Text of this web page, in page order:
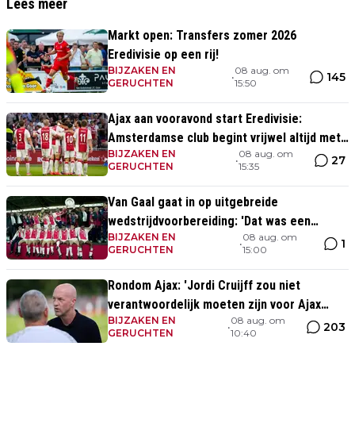
Lees meer
Markt open: Transfers zomer 2026
Eredivisie op een rij!
BIJZAKEN EN
GERUCHTEN
•
08 aug. om
15:50
145
Ajax aan vooravond start Eredivisie:
Amsterdamse club begint vrijwel altijd met
zege
BIJZAKEN EN
GERUCHTEN
•
08 aug. om
15:35
27
Van Gaal gaat in op uitgebreide
wedstrijdvoorbereiding: 'Dat was een
aparte discipline, een ritme'
BIJZAKEN EN
GERUCHTEN
•
08 aug. om
15:00
1
Rondom Ajax: 'Jordi Cruijff zou niet
verantwoordelijk moeten zijn voor Ajax
Vrouwen'
BIJZAKEN EN
GERUCHTEN
•
08 aug. om
10:40
203